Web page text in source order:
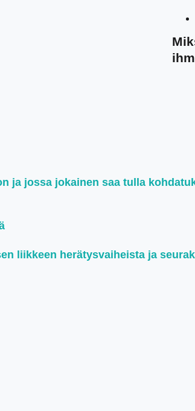
ja jossa jokainen saa tulla
liikkeen herätysvaiheista ja